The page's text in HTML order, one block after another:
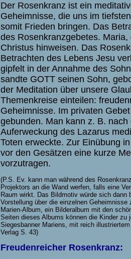
Der Rosenkranz ist ein
Geheimnisse, die uns im
somit Frieden bringen. Das
des Rosenkranzgebetes.
Christus hinweisen. Das
Betrachten des Lebens Jesu
gipfelt in der Annahme des
sandte GOTT seinen Sohn,
der Meditation über unsere
Themenkreise einteilen:
Geheimnisse. Im privaten
gebunden. Man kann z. B.
Auferweckung des Lazarus
Toten erweckte. Zur Einübung
vor den Gesätzen eine kurze
vorzutragen.
(P.S. Ev. kann man während des
Projektors an die Wand werfen, falls eine
Raum wirkt. Das Bildmotiv würde sich dann
Vorstellung über die einzelnen
Marien-Album, ein Bilderalbum mit den
Seiten dieses Albums können die Kinder zu
Siegesbanner Mariens, mit reich
Verlag S. 43)
Freudenreicher Rosenkranz: